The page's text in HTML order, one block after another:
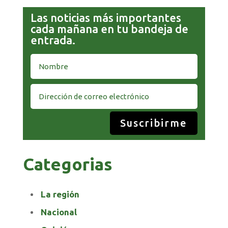
Las noticias más importantes
cada mañana en tu bandeja de
entrada.
Suscribirme
Categorias
La región
Nacional